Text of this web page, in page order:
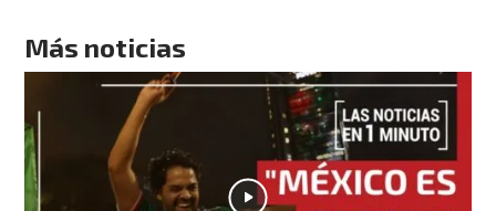
Más noticias